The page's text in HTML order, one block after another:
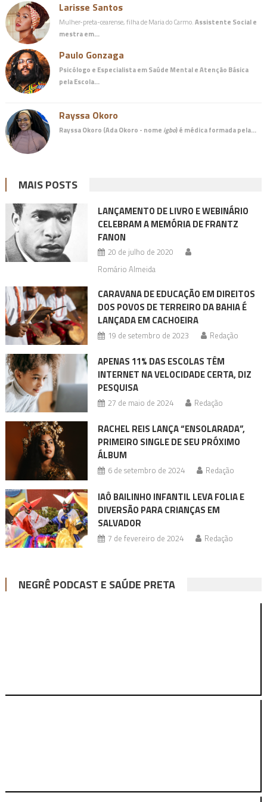
Larisse Santos
Mulher-preta-cearense, filha de Maria do Carmo.Assistente Social e
mestra em…
Paulo Gonzaga
Psicólogo e Especialista em Saúde Mental e Atenção Básica
pela Escola…
Rayssa Okoro
Rayssa Okoro (Ada Okoro - nome igbo) é médicaformada pela…
MAIS POSTS
LANÇAMENTO DE LIVRO E WEBINÁRIO
CELEBRAM A MEMÓRIA DE FRANTZ
FANON
20 de julho de 2020
Romário Almeida
CARAVANA DE EDUCAÇÃO EM DIREITOS
DOS POVOS DE TERREIRO DA BAHIA É
LANÇADA EM CACHOEIRA
19 de setembro de 2023 Redação
APENAS 11% DAS ESCOLAS TÊM
INTERNET NA VELOCIDADE CERTA, DIZ
PESQUISA
27 de maio de 2024 Redação
RACHEL REIS LANÇA “ENSOLARADA”,
PRIMEIRO SINGLE DE SEU PRÓXIMO
ÁLBUM
6 de setembro de 2024 Redação
IAÔ BAILINHO INFANTIL LEVA FOLIA E
DIVERSÃO PARA CRIANÇAS EM
SALVADOR
7 de fevereiro de 2024 Redação
NEGRÊ PODCAST E SAÚDE PRETA